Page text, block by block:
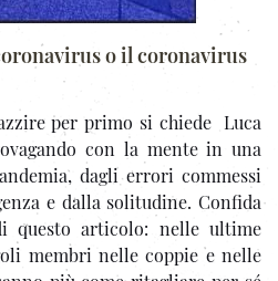
o il coronavirus
per primo si chiede Luca
con la mente in una
dagli errori commessi
e dalla solitudine. Confida
questo articolo: nelle ultime
membri nelle coppie e nelle